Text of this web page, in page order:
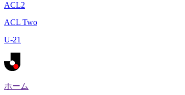
ACL2
ACL Two
U-21
ホーム